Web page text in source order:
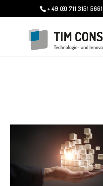
+ 49 (0) 711 3151 5661